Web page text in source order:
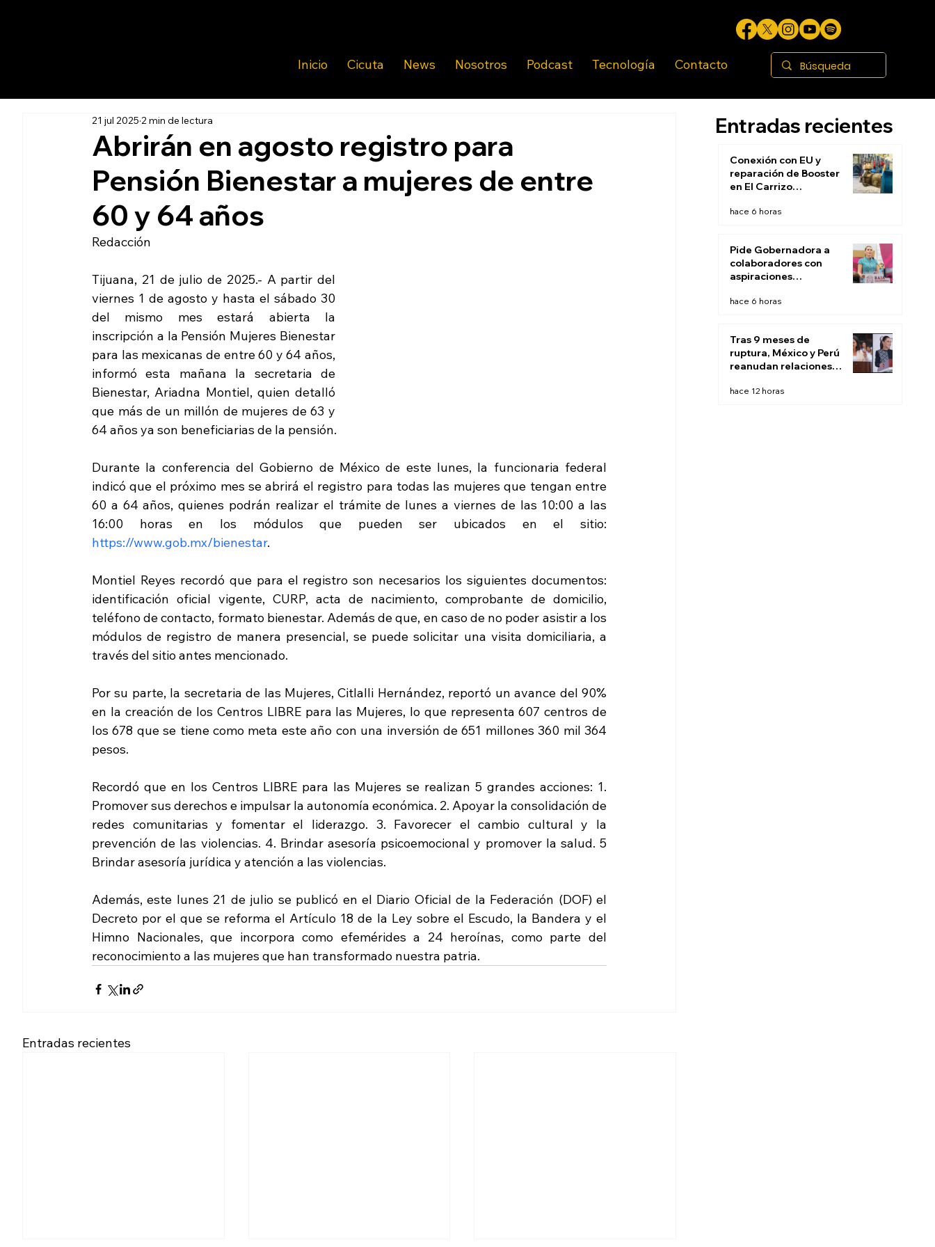
Inicio Cicuta News Nosotros Podcast Tecnología Contacto
Abrirán en agosto registro para
Pensión Bienestar a mujeres de entre
60 y 64 años
21 jul 2025 2 min de lectura
Redacción
Tijuana, 21 de julio de 2025.- A partir del
viernes 1 de agosto y hasta el sábado 30
del mismo mes estará abierta la
inscripción a la Pensión Mujeres Bienestar
para las mexicanas de entre 60 y 64 años,
informó esta mañana la secretaria de
Bienestar, Ariadna Montiel, quien detalló
que más de un millón de mujeres de 63 y
64 años ya son beneficiarias de la pensión.
Durante la conferencia del Gobierno de México de este lunes, la funcionaria federal
indicó que el próximo mes se abrirá el registro para todas las mujeres que tengan entre
60 a 64 años, quienes podrán realizar el trámite de lunes a viernes de las 10:00 a las
https://www.gob.mx/bienestar.
Montiel Reyes recordó que para el registro son necesarios los siguientes documentos:
identificación oficial vigente, CURP, acta de nacimiento, comprobante de domicilio,
teléfono de contacto, formato bienestar. Además de que, en caso de no poder asistir a los
módulos de registro de manera presencial, se puede solicitar una visita domiciliaria, a
través del sitio antes mencionado.
Por su parte, la secretaria de las Mujeres, Citlalli Hernández, reportó un avance del 90%
en la creación de los Centros LIBRE para las Mujeres, lo que representa 607 centros de
los 678 que se tiene como meta este año con una inversión de 651 millones 360 mil 364
pesos.
Recordó que en los Centros LIBRE para las Mujeres se realizan 5 grandes acciones: 1.
Promover sus derechos e impulsar la autonomía económica. 2. Apoyar la consolidación de
redes comunitarias y fomentar el liderazgo. 3. Favorecer el cambio cultural y la
prevención de las violencias. 4. Brindar asesoría psicoemocional y promover la salud. 5
Brindar asesoría jurídica y atención a las violencias.
Además, este lunes 21 de julio se publicó en el Diario Oficial de la Federación (DOF) el
Decreto por el que se reforma el Artículo 18 de la Ley sobre el Escudo, la Bandera y el
Himno Nacionales, que incorpora como efemérides a 24 heroínas, como parte del
reconocimiento a las mujeres que han transformado nuestra patria.
Entradas recientes
Entradas recientes
Conexión con EU y
reparación de Booster
en El Carrizo
suministro de agua
hace 6 horas
Pide Gobernadora a
colaboradores con
aspiraciones
la próxima semana
hace 6 horas
Tras 9 meses de
ruptura, México y Perú
reanudan relaciones
hace 12 horas